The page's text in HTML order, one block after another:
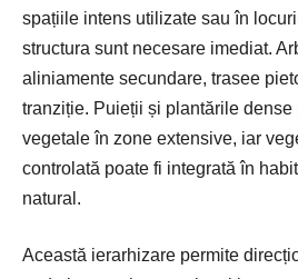
spațiile intens utilizate sau în
structura sunt necesare imediat.
aliniamente secundare, trasee
tranziție. Puieții și plantările dense
vegetale în zone extensive, iar
controlată poate fi integrată în
natural.
Această ierarhizare permite